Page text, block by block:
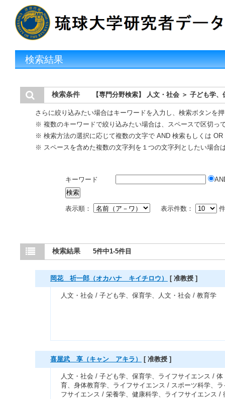
検索結果
検索条件 【専門分野検索】 人文・社会 ＞ 子ども学、
さらに絞り込みたい場合はキーワードを入力し、検索ボタンを
※ 複数のキーワードで絞り込みたい場合は、スペースで区切っ
※ 検索方法の選択に応じて複数の文字で AND 検索もしくは
※ スペースを含めた複数の文字列を１つの文字列としたい場合
キーワード
表示順： 表示件数：
検索結果 5件中1-5件目
岡花 祈一郎（オカハナ キイチロウ） [ 准教授 ]
人文・社会 / 子ども学、保育学、人文・社会 / 教育学
喜屋武 享（キャン アキラ） [ 准教授 ]
人文・社会 / 子ども学、保育学、ライフサイエンス / 体
育、身体教育学、ライフサイエンス / スポーツ科学、ラ
フサイエンス / 栄養学、健康科学、ライフサイエンス /